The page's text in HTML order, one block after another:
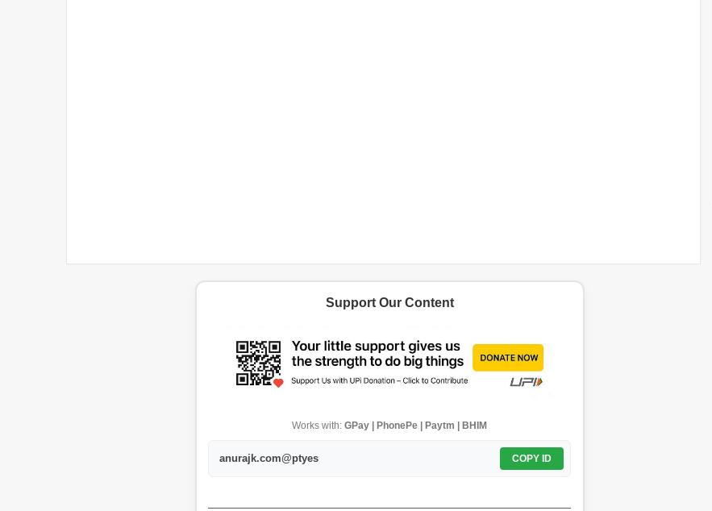
Support Our Content
Works with:GPay | PhonePe | Paytm | BHIM
anurajk.com@ptyes COPY ID